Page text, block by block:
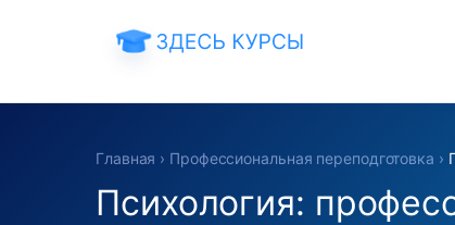
Главная › Профессиональная переподготовка ›
Психология: